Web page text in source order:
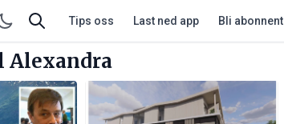
Tips oss Last ned app Bli abonnent
Alexandra